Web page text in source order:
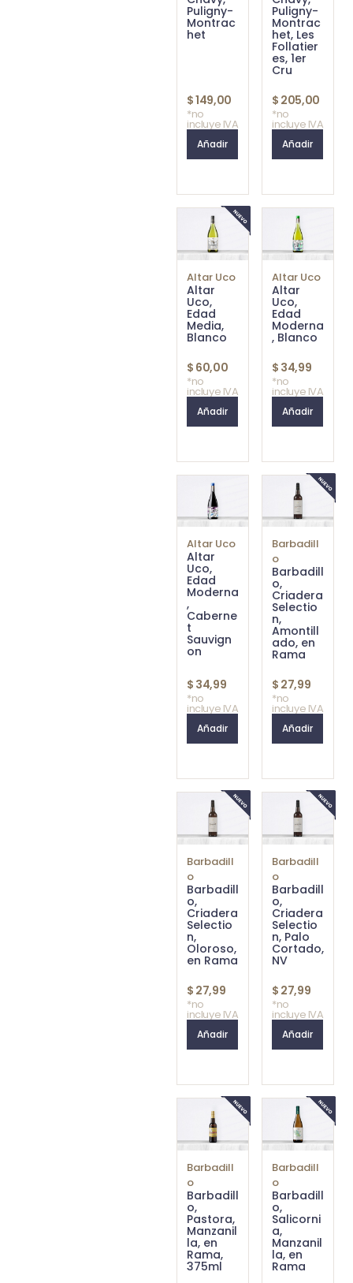
Puligny-
Montrac
het
$149,00
*no
incluye IVA
Añadir
Puligny-
Montrac
het, Les
Follatier
es, 1er
Cru
$ 205,00
*no
incluye IVA
Añadir
Altar Uco
Altar
Uco,
Edad
Media,
Blanco
$ 60,00
*no
incluye IVA
Añadir
Altar Uco
Altar
Uco,
Edad
Moderna
, Blanco
$ 34,99
*no
incluye IVA
Añadir
Altar Uco
Altar
Uco,
Edad
Moderna
,
Caberne
t
Sauvign
on
$ 34,99
*no
incluye IVA
Añadir
Barbadill
o
Barbadill
o,
Criadera
Selectio
n,
Amontill
ado, en
Rama
$ 27,99
*no
incluye IVA
Añadir
Barbadill
o
Barbadill
o,
Criadera
Selectio
n,
Oloroso,
en Rama
$ 27,99
*no
incluye IVA
Añadir
Barbadill
o
Barbadill
o,
Criadera
Selectio
n, Palo
Cortado,
NV
$ 27,99
*no
incluye IVA
Añadir
Barbadill
o
Barbadill
o,
Pastora,
Manzanil
la, en
Rama,
375ml
Barbadill
o
Barbadill
o,
Salicorni
a,
Manzanil
la, en
Rama